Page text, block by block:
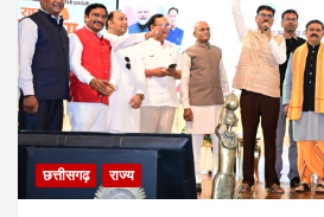
छत्तीसगढ़ राज्य